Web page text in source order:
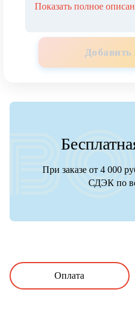
Показать полное
Добавить
При заказе от 4 000
СДЭК по
Оплата